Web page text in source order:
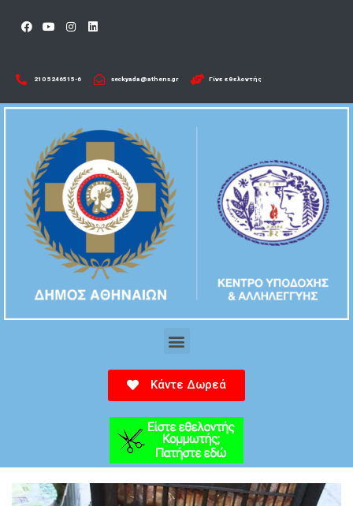
210 5246515-6​ seckyada@athens.gr Γίνε εθελοντής
Κάντε Δωρεά